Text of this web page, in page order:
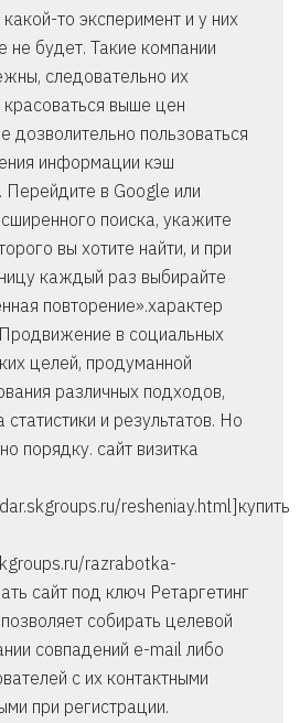
то эксперимент и у них
не будет. Такие компании
следовательно их
выше цен
дозволительно пользоваться
информации кэш
Перейдите в Google или
поиска, укажите
вы хотите найти, и при
каждый раз выбирайте
повторение».характер
в социальных
целей, продуманной
различных подходов,
статистики и результатов. Но
порядку. сайт визитка
resheniay.html]купить
razrabotka-
сайт под ключ Ретаргетинг
собирать целевой
совпадений e-mail либо
с их контактными
при регистрации.